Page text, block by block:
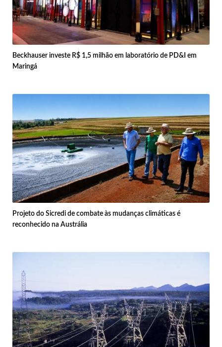
Beckhauser investe R$ 1,5 milhão em laboratório de PD&I em
Maringá
Projeto do Sicredi de combate às mudanças climáticas é
reconhecido na Austrália